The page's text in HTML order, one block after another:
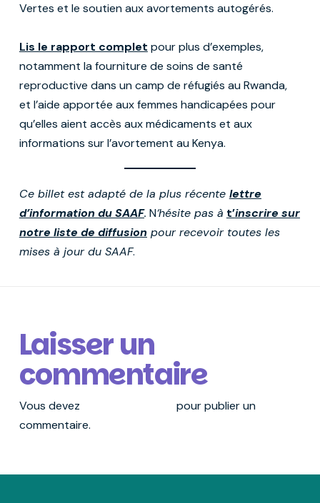
Vertes et le soutien aux avortements autogérés.
Lis le rapport complet pour plus d’exemples,
notamment la fourniture de soins de santé
reproductive dans un camp de réfugiés au Rwanda,
et l’aide apportée aux femmes handicapées pour
qu’elles aient accès aux médicaments et aux
informations sur l’avortement au Kenya.
Ce billet est adapté de la plus récente lettre
d’information du SAAF. N‘hésite pas à t’inscrire sur
notre liste de diffusion pour recevoir toutes les
mises à jour du SAAF.
Laisser un
commentaire
Vous devez
pour publier un
commentaire.